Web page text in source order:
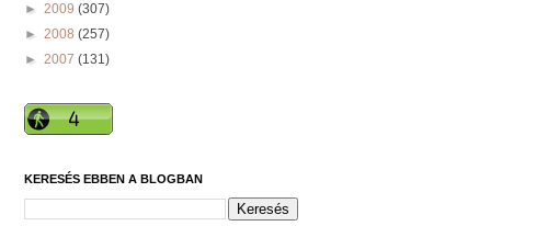
► 2009 (307)
► 2008 (257)
► 2007 (131)
KERESÉS EBBEN A BLOGBAN